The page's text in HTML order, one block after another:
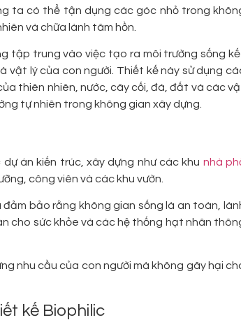
ta có thể tận dụng các góc nhỏ trong
và chữa lành tâm hồn.
tập trung vào việc tạo ra môi trường sống
vật lý của con người. Thiết kế này sử dụng
thiên nhiên, nước, cây cối, đá, đất và các
tự nhiên trong không gian xây dựng.
án kiến trúc, xây dựng như các khu nhà
công viên và các khu vườn.
bảo rằng không gian sống là an toàn,
cho sức khỏe và các hệ thống hạt nhân
nhu cầu của con người mà không gây hại
kế Biophilic